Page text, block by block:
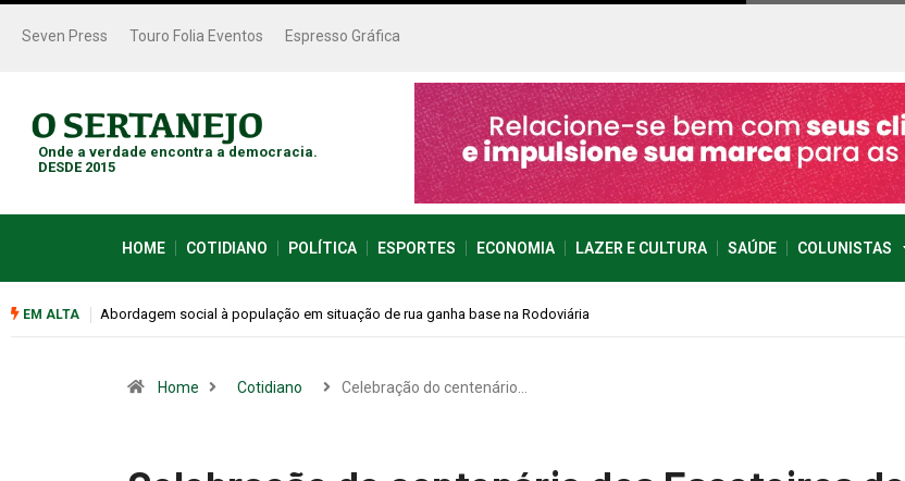
Seven Press Touro Folia Eventos Espresso Gráfica
Onde a verdade encontra a democracia.
DESDE 2015
HOME COTIDIANO POLÍTICA ESPORTES ECONOMIA LAZER E CULTURA SAÚDE COLUNISTAS
EM ALTA Cemitérios terão horário especial e missas no Dia dos Pais
Home Cotidiano Celebração do centenário…